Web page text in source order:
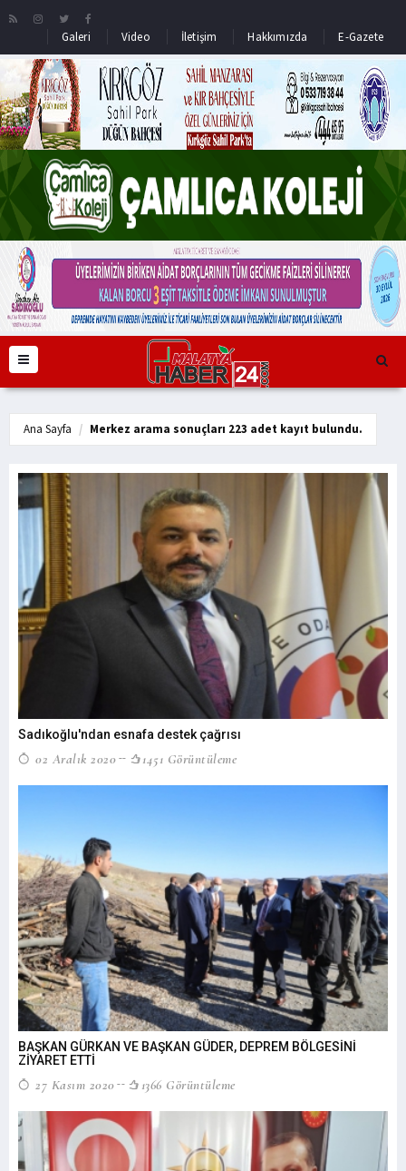
Galeri Video İletişim Hakkımızda E-Gazete
Ana Sayfa Merkez arama sonuçları 223 adet kayıt bulundu.
Sadıkoğlu'ndan esnafa destek çağrısı
02 Aralık 2020 1451 Görüntüleme
BAŞKAN GÜRKAN VE BAŞKAN GÜDER, DEPREM BÖLGESİNİ
ZİYARET ETTİ
27 Kasım 2020 1366 Görüntüleme